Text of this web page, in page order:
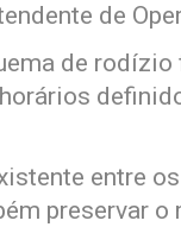
de
de
entre
preservar